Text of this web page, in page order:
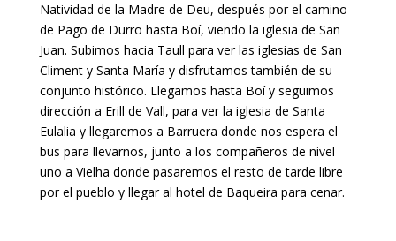
Natividad de la Madre de Deu, después por el camino
de Pago de Durro hasta Boí, viendo la iglesia de San
Juan. Subimos hacia Taull para ver las iglesias de San
Climent y Santa María y disfrutamos también de su
conjunto histórico. Llegamos hasta Boí y seguimos
dirección a Erill de Vall, para ver la iglesia de Santa
Eulalia y llegaremos a Barruera donde nos espera el
bus para llevarnos, junto a los compañeros de nivel
uno a Vielha donde pasaremos el resto de tarde libre
por el pueblo y llegar al hotel de Baqueira para cenar.